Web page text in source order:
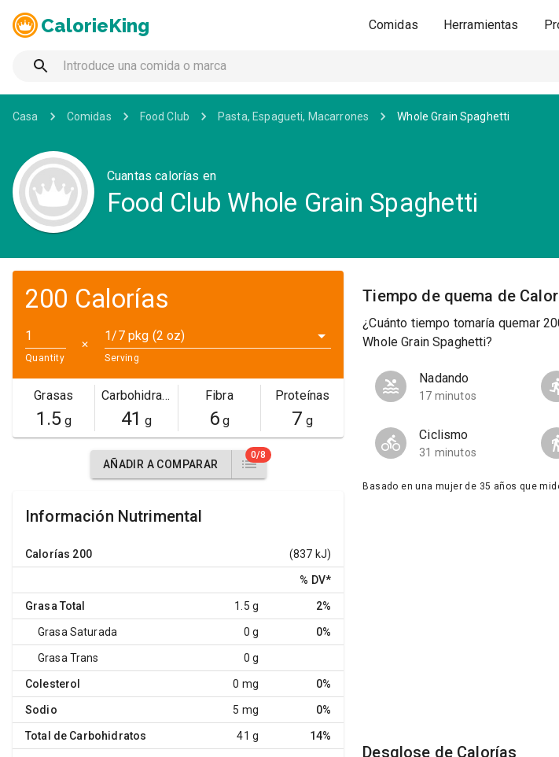
CalorieKing Comidas Herramientas
Casa Comidas Food Club Pasta, Espagueti, Macarrones Whole Grain Spaghetti
Cuantas calorías en
Food Club Whole Grain Spaghetti
200 Calorías
Quantity
✕
1/7 pkg (2 oz)
Serving
Grasas
1.5g
Carbohidratos
41 g
Fibra
6g
Proteínas
7 g
AÑADIR A COMPARAR
0/8
Información Nutrimental
Calorías 200 (837 kJ)
% DV*
Grasa Total 1.5 g 2%
Grasa Saturada 0 g 0%
Grasa Trans 0 g
Colesterol 0 mg 0%
Sodio 5 mg 0%
Total de Carbohidratos 41 g 14%
Tiempo de quema de
¿Cuánto tiempo tomaría quemar
Whole Grain Spaghetti?
Nadando
17 minutos
Ciclismo
31 minutos
Basado en una mujer de 35 años que
Desglose de Calorías